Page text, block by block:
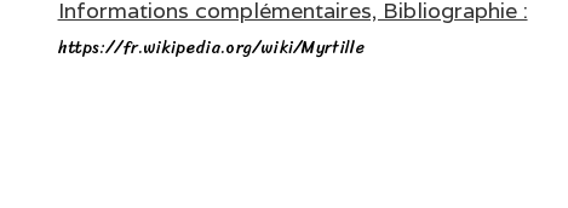
Informations complémentaires, Bibliographie :
https://fr.wikipedia.org/wiki/Myrtille